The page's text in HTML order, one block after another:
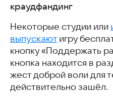
краудфандинг
Некоторые студии или
выпускаютигру
кнопку «Поддержать
кнопка находится в
жест доброй воли для
действительно зашёл.